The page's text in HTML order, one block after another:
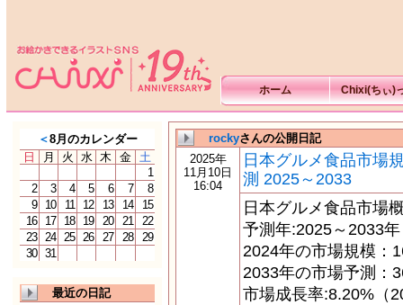
ホーム Chixi(ちぃ)
＜8月のカレンダー
日
月 火 水 木 金 土
1
2
3 4 5 6 7
8
9
10 11 12 13 14
15
16
17 18 19 20 21
22
23 24 25 26 27 28
29
30 31
最近の日記
rockyさんの公開日記
2025年
11月10日
16:04
日本グルメ食品市場
測 2025～2033
日本グルメ食品市場
予測年:2025～2033年
2024年の市場規模：
2033年の市場予測：
市場成長率:8.20%（